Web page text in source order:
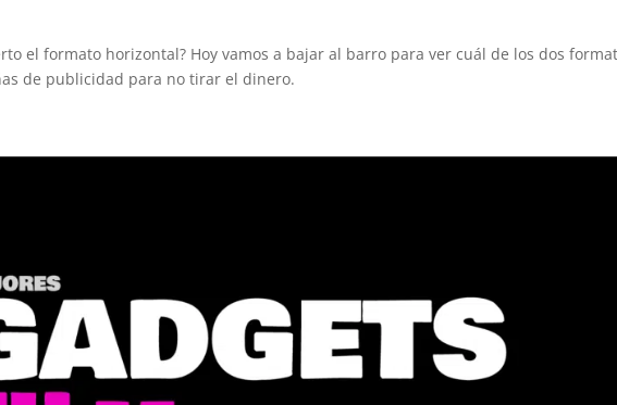
el formato horizontal? Hoy vamos a bajar al barro para ver cuál de los dos
de publicidad para no tirar el dinero.